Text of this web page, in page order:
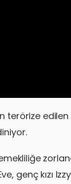
terörize
genç kızı